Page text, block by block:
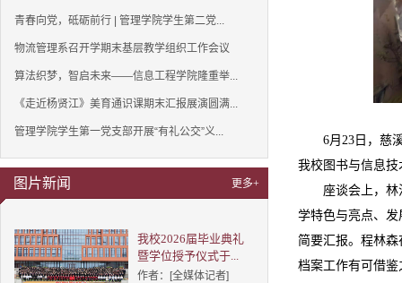
青春向党，砥砺前行 | 管理学院学生第二党...
物流管理系召开学期末基层教学组织工作会议
算法织梦，智启未来——信息工程学院隆重举...
《走近杨贤江》美育通识课期末汇报展演圆满...
管理学院学生第一党支部开展“有礼公交”义...
图片新闻 更多+
我校2026届毕业典礼
暨学位授予仪式于...
作者：[全媒体记者]
6月23日，慈
我校图书与信息
座谈会上，
学特色与亮点、
简要汇报。程林
档案工作有可借